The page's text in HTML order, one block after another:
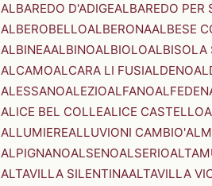
ALBAREDO D'ADIGEALBAREDO PER
ALBEROBELLOALBERONAALBESE
ALBINEAALBINOALBIOLOALBISOLA
ALCAMOALCARA LI FUSIALDENO
ALESSANOALEZIOALFANO
ALICE BEL COLLEALICE CASTELLO
ALLUMIEREALLUVIONI CAMBIO'
ALPIGNANOALSENOALSERIO
ALTAVILLA SILENTINAALTAVILLA